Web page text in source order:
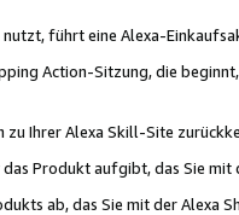
führt eine Alexa-
Action-Sitzung, die
Ihrer Alexa Skill-Site
Produkt aufgibt, das Sie mit
ab, das Sie mit der Alexa